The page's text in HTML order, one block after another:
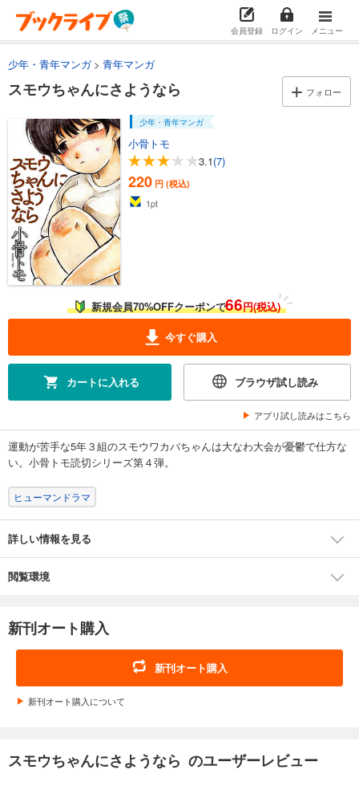
会員登録 ログイン メニュー
少年・青年マンガ 青年マンガ
スモウちゃんにさようなら フォロー
少年・青年マンガ
小骨トモ
3.1(7)
220 円 (税込)
1pt
新規会員70%OFFクーポンで66円(税込)
今すぐ購入
カートに入れる ブラウザ試し読み
アプリ試し読みはこちら
運動が苦手な5年３組のスモウワカバちゃんは大なわ大会が憂鬱で仕方な
い。小骨トモ読切シリーズ第４弾。
ヒューマンドラマ
詳しい情報を見る
閲覧環境
新刊オート購入
新刊オート購入
新刊オート購入について
スモウちゃんにさようなら のユーザーレビュー